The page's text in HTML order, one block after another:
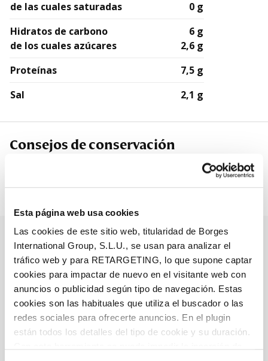
Esta página web usa cookies
Las cookies de este sitio web, titularidad de Borges
International Group, S.L.U., se usan para analizar el
tráfico web y para RETARGETING, lo que supone captar
cookies para impactar de nuevo en el visitante web con
anuncios o publicidad según tipo de navegación. Estas
cookies son las habituales que utiliza el buscador o las
redes sociales para ofrecerte anuncios. En el plugin
están todos los detalles del tipo de cookie y su duración.
de las cuales saturadas
0 g
Hidratos de carbono
de los cuales azúcares
6 g
2,6 g
Proteínas
7,5 g
Sal
2,1 g
Consejos de conservación
Almacenar en un lugar fresco y seco, lejos de la luz
Productos relacionados